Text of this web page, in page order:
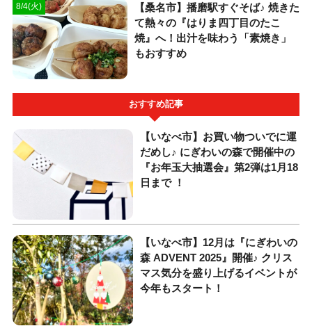
8/4(火)
【桑名市】播磨駅すぐそば♪ 焼きた
て熱々の『はりま四丁目のたこ
焼』へ！出汁を味わう「素焼き」
もおすすめ
おすすめ記事
【いなべ市】お買い物ついでに運
だめし♪ にぎわいの森で開催中の
『お年玉大抽選会』第2弾は1月18
日まで ！
【いなべ市】12月は『にぎわいの
森 ADVENT 2025』開催♪ クリス
マス気分を盛り上げるイベントが
今年もスタート！